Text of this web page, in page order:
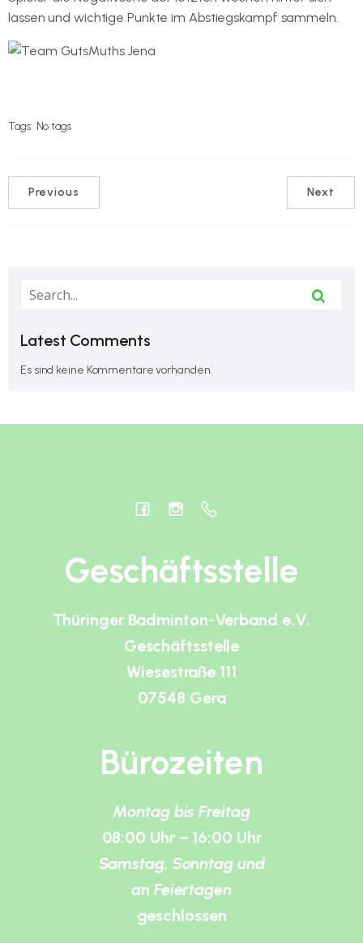
lassen und wichtige Punkte im Abstiegskampf sammeln.
Tags: No tags
Previous Next
Latest Comments
Es sind keine Kommentare vorhanden.
Geschäftsstelle
Thüringer Badminton-Verband e.V.
Geschäftsstelle
Wiesestraße 111
07548 Gera
Bürozeiten
Montag bis Freitag
08:00 Uhr – 16:00 Uhr
Samstag, Sonntag und
an Feiertagen
geschlossen